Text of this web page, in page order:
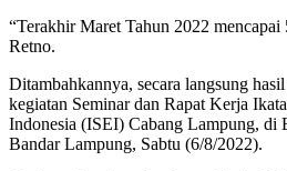
“Terakhir Maret Tahun 2022 mencapai
Retno.
Ditambahkannya, secara langsung
kegiatan Seminar dan Rapat Kerja
Indonesia (ISEI) Cabang Lampung,
Bandar Lampung, Sabtu (6/8/2022).